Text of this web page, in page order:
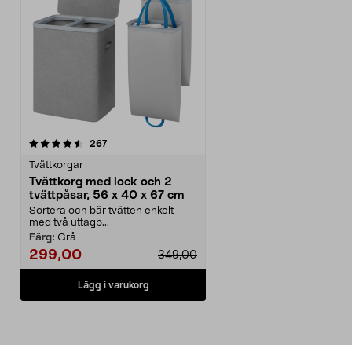
267recensioner
Tvättkorgar
Tvättkorg med lock och 2
tvättpåsar, 56 x 40 x 67 cm
Sortera och bär tvätten enkelt
med två uttagb...
Färg: Grå
349,00
299,00
Lägg i varukorg